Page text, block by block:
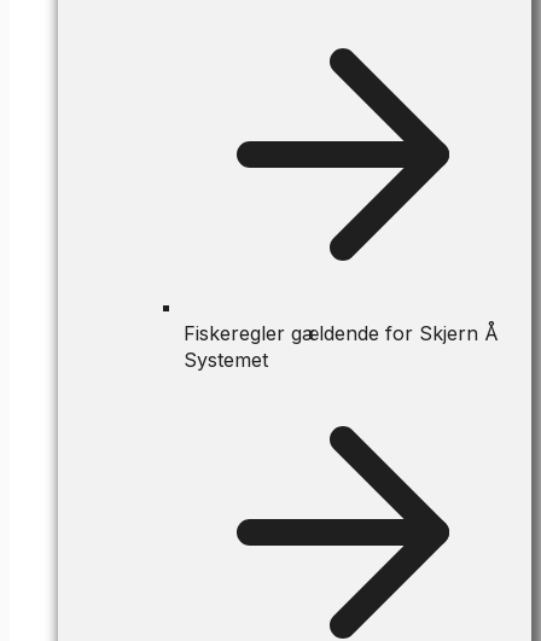
Fiskeregler gældende for Skjern Å
Systemet